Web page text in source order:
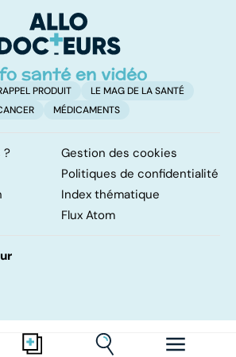
d'angine ?
PRODUIT
LE MAG DE LA SANTÉ
MÉDICAMENTS
?
Gestion des cookies
Politiques de confidentialité
Index thématique
Flux Atom